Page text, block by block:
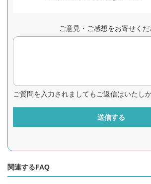
ご意見・ご感想をお寄せく
ご質問を入力されましてもご返信はいたし
送信する
関連するFAQ